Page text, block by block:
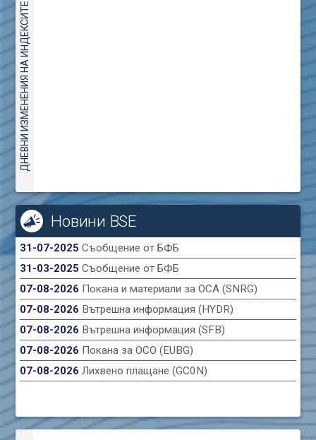
ДНЕВНИ ИЗМЕНЕНИЯ НА ИНДЕКСИТЕ
Новини BSE
31-07-2025Съобщение от БФБ
31-03-2025Съобщение от БФБ
07-08-2026 Покана и материали за ОСА (SNRG)
07-08-2026 Вътрешна информация (HYDR)
07-08-2026 Вътрешна информация (SFB)
07-08-2026 Покана за ОСО (EUBG)
07-08-2026Лихвено плащане (GC0N)